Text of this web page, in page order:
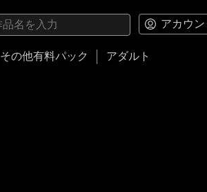
アカウン
その他有料パック アダルト